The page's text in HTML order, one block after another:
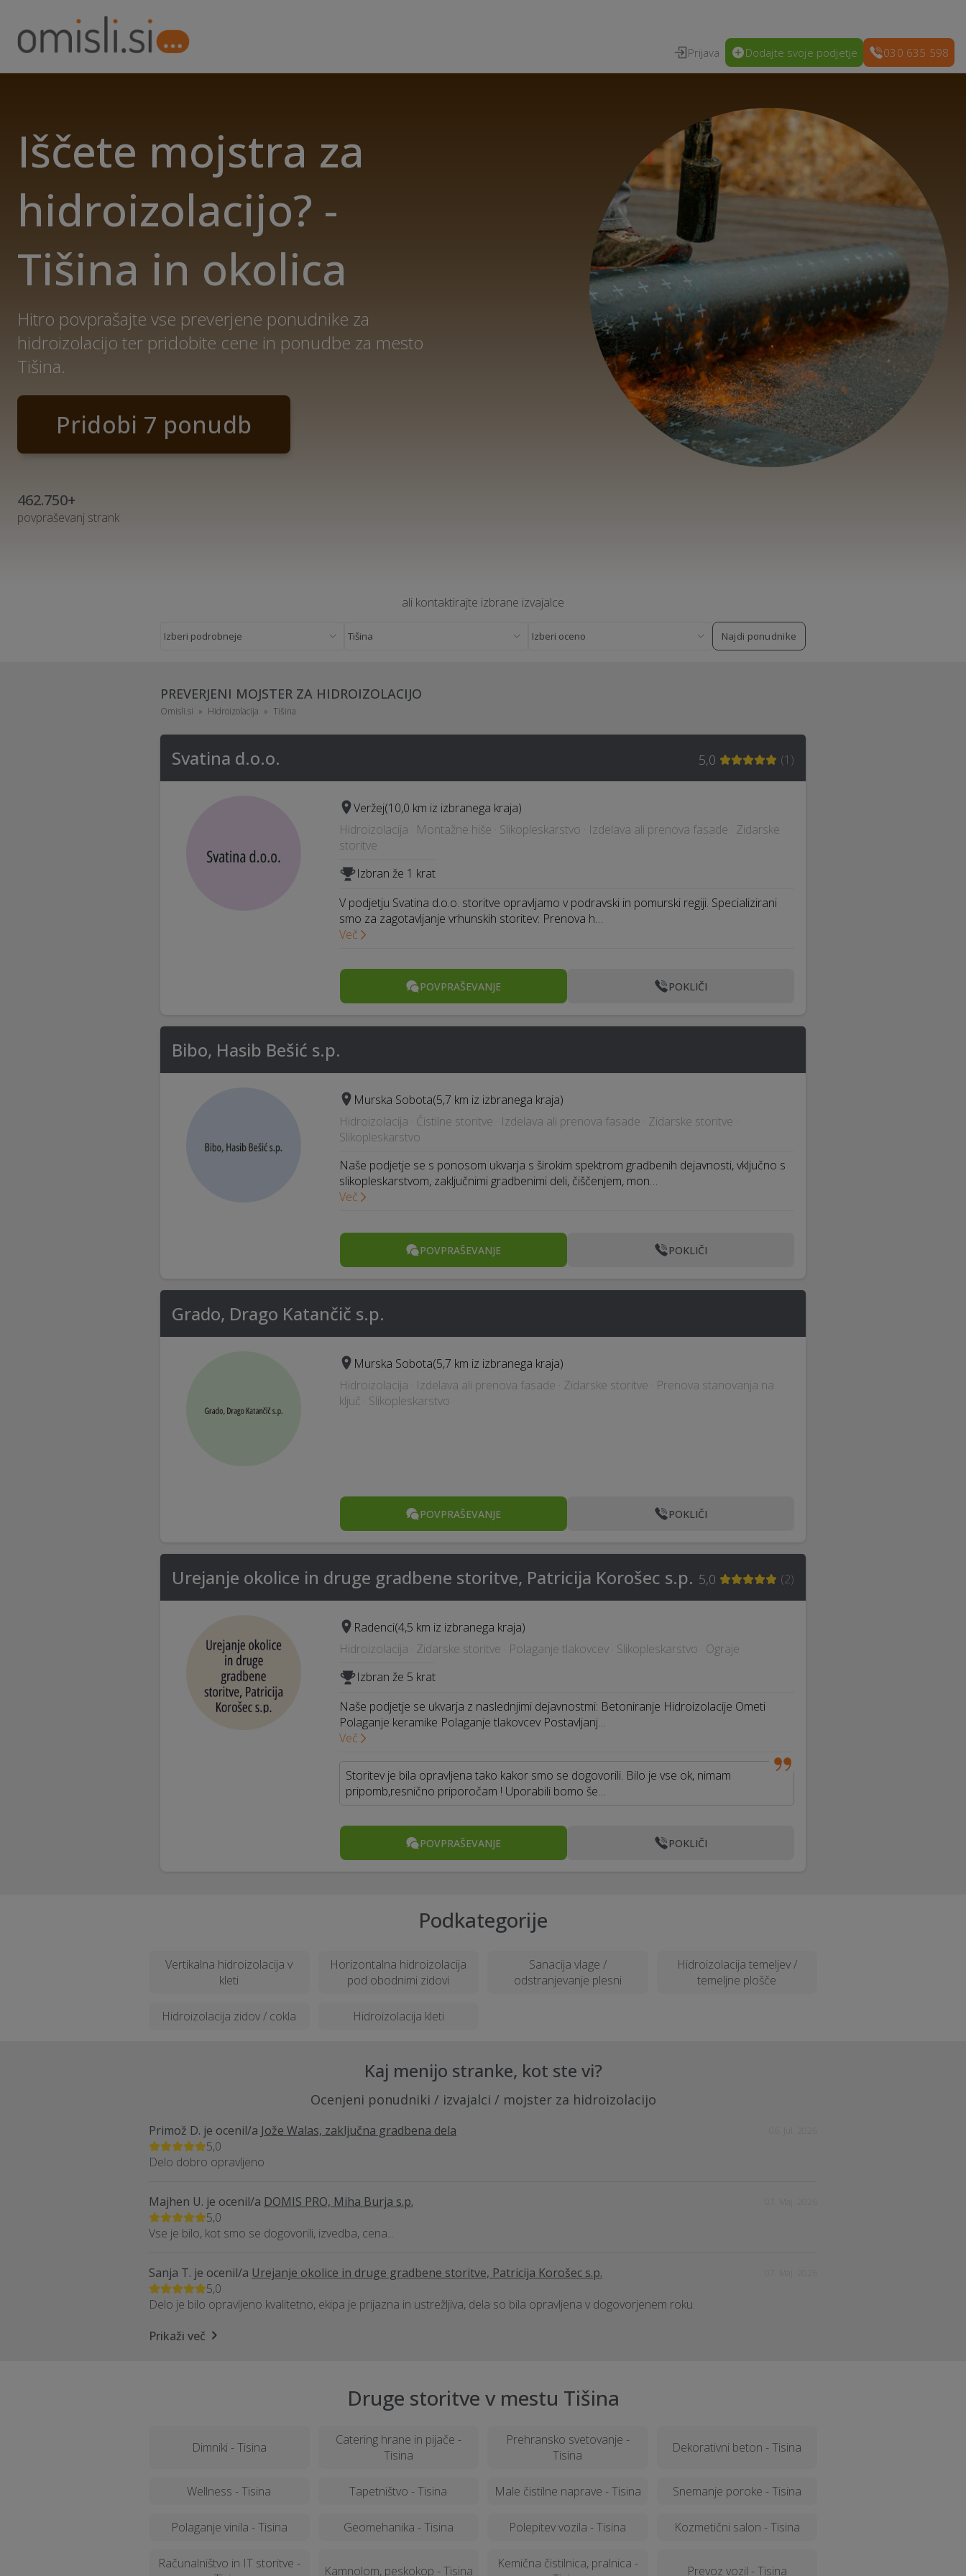
Prijava Dodajte svoje podjetje 030 635 598
Iščete mojstra za
hidroizolacijo? -
Tišina in okolica
Hitro povprašajte vse preverjene ponudnike za
hidroizolacijo ter pridobite cene in ponudbe za mesto
Tišina.
Pridobi 7 ponudb
462.750+
povpraševanj strank
ali kontaktirajte izbrane izvajalce
Najdi ponudnike
PREVERJENI MOJSTER ZA HIDROIZOLACIJO
Omisli.si Hidroizolacija Tišina
Svatina d.o.o. 5,0 (1 )
Veržej(10,0 km iz izbranega kraja)
Hidroizolacija · Montažne hiše · Slikopleskarstvo · Izdelava ali prenova fasade · Zidarske
storitve
Izbran že 1 krat
V podjetju Svatina d.o.o. storitve opravljamo v podravski in pomurski regiji. Specializirani
smo za zagotavljanje vrhunskih storitev: Prenova h…
Več
POVPRAŠEVANJE POKLIČI
Bibo, Hasib Bešić s.p.
Murska Sobota(5,7 km iz izbranega kraja)
Hidroizolacija · Čistilne storitve · Izdelava ali prenova fasade · Zidarske storitve ·
Slikopleskarstvo
Naše podjetje se s ponosom ukvarja s širokim spektrom gradbenih dejavnosti, vključno s
slikopleskarstvom, zaključnimi gradbenimi deli, čiščenjem, mon…
Več
POVPRAŠEVANJE POKLIČI
Grado, Drago Katančič s.p.
Murska Sobota(5,7 km iz izbranega kraja)
Hidroizolacija · Izdelava ali prenova fasade · Zidarske storitve · Prenova stanovanja na
ključ · Slikopleskarstvo
POVPRAŠEVANJE POKLIČI
Urejanje okolice in druge gradbene storitve, Patricija Korošec s.p. 5,0 (2)
Radenci(4,5 km iz izbranega kraja)
Hidroizolacija · Zidarske storitve · Polaganje tlakovcev · Slikopleskarstvo · Ograje
Izbran že 5 krat
Naše podjetje se ukvarja z naslednjimi dejavnostmi: Betoniranje Hidroizolacije Ometi
Polaganje keramike Polaganje tlakovcev Postavljanj…
Več
Storitev je bila opravljena tako kakor smo se dogovorili. Bilo je vse ok, nimam
pripomb,resnično priporočam ! Uporabili bomo še…
POVPRAŠEVANJE POKLIČI
Podkategorije
Vertikalna hidroizolacija v
kleti
Horizontalna hidroizolacija
pod obodnimi zidovi
Sanacija vlage /
odstranjevanje plesni
Hidroizolacija temeljev /
temeljne plošče
Hidroizolacija zidov / cokla Hidroizolacija kleti
Kaj menijo stranke, kot ste vi?
Ocenjeni ponudniki / izvajalci / mojster za hidroizolacijo
Primož D. je ocenil/a Jože Walas, zaključna gradbena dela
5,0
Delo dobro opravljeno
Majhen U. je ocenil/a DOMIS PRO, Miha Burja s.p.
5,0
Vse je bilo, kot smo se dogovorili, izvedba, cena...
Sanja T. je ocenil/a Urejanje okolice in druge gradbene storitve, Patricija Korošec s.p.
5,0
Delo je bilo opravljeno kvalitetno, ekipa je prijazna in ustrežljiva, dela so bila opravljena v dogovorjenem roku.
Prikaži več
Druge storitve v mestu Tišina
Dimniki - Tisina
Catering hrane in pijače -
Tisina
Prehransko svetovanje -
Tisina
Dekorativni beton - Tisina
Wellness - Tisina Tapetništvo - Tisina Male čistilne naprave - Tisina Snemanje poroke - Tisina
Polaganje vinila - Tisina Geomehanika - Tisina Polepitev vozila - Tisina Kozmetični salon - Tisina
Računalništvo in IT storitve -
Kamnolom, peskokop - Tisina
Kemična čistilnica, pralnica -
Prevoz vozil - Tisina